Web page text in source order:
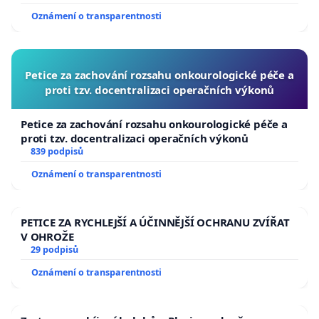
standardní procesy autoregulace.
2. Kritický predační tlak v zimním období:
Koncentrace rybožravých predátorů na omezeném
počtu nezamrzajících toků vedou v zimních
měsících k neúměrné devastaci místních rybích
populací. Tento stav může především ohrozit
hospodářskou činnost na těchto tocích.
predátorů historicky naráží na řadu konfliktů, a to
především ze stran postižených hospodařících
subjektů. Zde však dochází k významnému
nedorozumění. Ochrana hnízdících a původních
Oznámení o transparentnosti
Petice za zachování rozsahu onkourologické péče a
proti tzv. docentralizaci operačních výkonů
Petice za zachování rozsahu onkourologické péče a
proti tzv. docentralizaci operačních výkonů
839 podpisů
Oznámení o transparentnosti
PETICE ZA RYCHLEJŠÍ A ÚČINNĚJŠÍ OCHRANU ZVÍŘAT
V OHROŽE
29 podpisů
Oznámení o transparentnosti